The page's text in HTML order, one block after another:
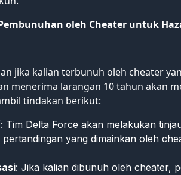
oleh Cheater untuk
jika kalian terbunuh oleh cheater
menerima larangan 10 tahun akan
tindakan berikut:
: Tim Delta Force akan melakukan
yang dimainkan oleh
: Jika kalian dibunuh oleh cheater,